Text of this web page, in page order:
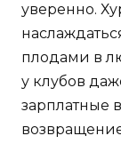
уверенно.
плодами в
у клубов
зарплатные